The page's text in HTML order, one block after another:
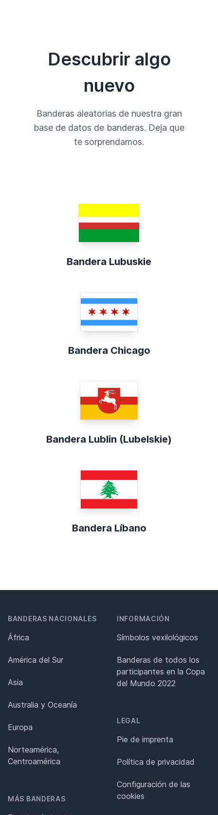
Descubrir algo
nuevo
Banderas aleatorias de nuestra gran
base de datos de banderas. Deja que
te sorprendamos.
Bandera Lubuskie
Bandera Chicago
Bandera Lublin (Lubelskie)
Bandera Líbano
BANDERAS NACIONALES
África
América del Sur
Asia
Australia y Oceanía
Europa
Norteamérica,
Centroamérica
MÁS BANDERAS
INFORMACIÓN
Símbolos vexilológicos
Banderas de todos los
participantes en la Copa
del Mundo 2022
LEGAL
Pie de imprenta
Política de privacidad
Configuración de las
cookies